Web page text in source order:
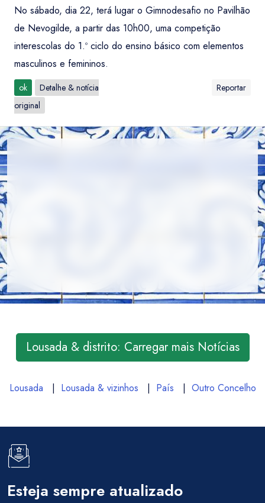
No sábado, dia 22, terá lugar o Gimnodesafio no Pavilhão
de Nevogilde, a partir das 10h00, uma competição
interescolas do 1.º ciclo do ensino básico com elementos
masculinos e femininos.
ok
Detalhe & notícia
original
Reportar
Lousada & distrito: Carregar mais Notícias
Lousada | Lousada & vizinhos | País | Outro Concelho
Esteja sempre atualizado